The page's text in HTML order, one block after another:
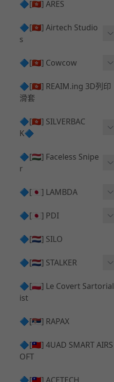
🔷[🇭🇰] ARES
🔷[🇭🇰] Airtech Studio
s
VFC
G＆G
Krytac
KWA
Tokyo Marui
PROWIN
MAXX
SILVERBACK SRS
🔷[🇭🇰] Cowcow
TM Glock 系列
Action Army AAP01 系列
UMAREX VFC 系列
KWA⧸KSC系列
🔷[🇭🇰] REAIM.ing 3D列印
滑套
🔷[🇭🇰] SILVERBAC
K🔷
SRS ⧸ HTI 🟦 主體 ⧸ 彈匣
✅ 碳纖管 ⧸ 彈簧
TAC-41 👁️‍🗨️ 外觀 ⧸ 色彩
MDR-X 🟦 主體 ⧸ 彈匣
✅ 通用 ⧸ 精品
MDR-X 🔄 原廠 ⧸ 零件
TAC-41 🔄 原廠 ⧸ 零件
🔷[🇭🇺] Faceless Snipe
r
Mk23 ⧸ SSX23
SRS ⧸ HTI ⧸ TAC-41
🔷[🇯🇵] LAMBDA
Lambda 05 GBB 精密內管
Lambda 03 AEG 精密內管
Lambda 05 AEG 精密內管
🔷[🇯🇵] PDI
01 精密內管
05 精密內管
08 精密內管
🔷[🇳🇱] SILO
🔷[🇳🇱] STALKER
Action Army AAP01 升級
套件
HOP膠皮 ⧸ 下壓塊
件
🔷[🇵🇱] Le Covert Sartorial
ist
🔷[🇷🇸] RAPAX
🔷[🇹🇼] 4UAD SMART AIRS
OFT